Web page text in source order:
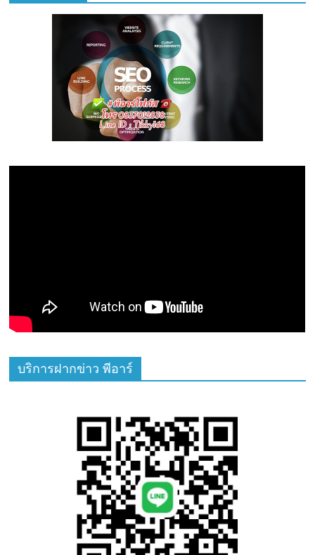
บริการฝากข่าว พีอาร์